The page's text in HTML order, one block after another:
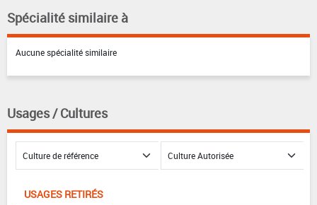
Spécialité similaire à
Aucune spécialité similaire
Usages / Cultures
USAGES RETIRÉS